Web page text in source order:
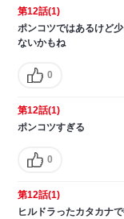
第12話(1)
ポンコツではあるけど
ないかもね
0
第12話(1)
ポンコツすぎる
0
第12話(1)
ヒルドラったカタカナ